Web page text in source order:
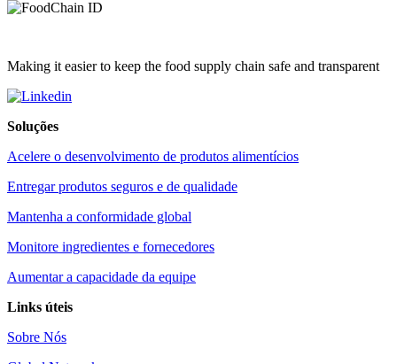
Making it easier to keep the food supply chain safe and transparent
Soluções
Acelere o desenvolvimento de produtos alimentícios
Entregar produtos seguros e de qualidade
Mantenha a conformidade global
Monitore ingredientes e fornecedores
Aumentar a capacidade da equipe
Links úteis
Sobre Nós